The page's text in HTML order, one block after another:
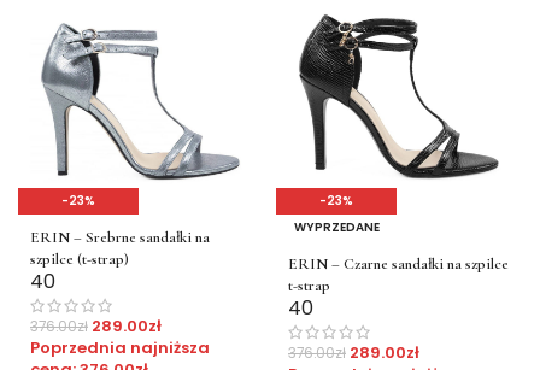
-23%
ERIN – Srebrne sandałki na
szpilce (t-strap)
40
376.00zł 289.00zł
Poprzednia najniższa
-23%
WYPRZEDANE
ERIN – Czarne sandałki na szpilce
t-strap
40
376.00zł 289.00zł